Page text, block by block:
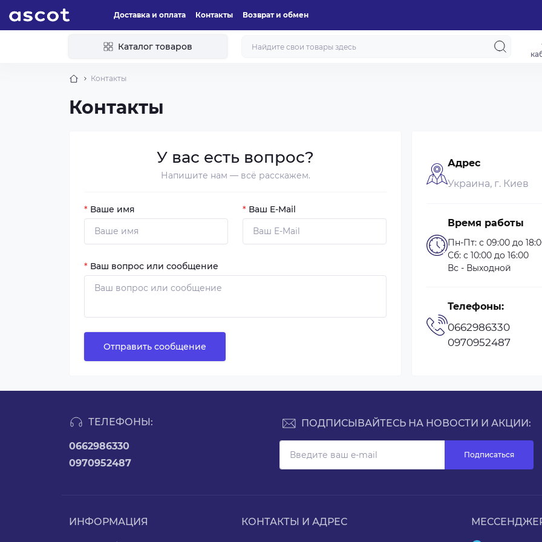
Доставка и оплата Контакты Возврат и обмен
Каталог товаров
Контакты
Контакты
У вас есть вопрос?
Напишите нам — всё расскажем.
* Ваше имя * Ваш E-Mail
* Ваш вопрос или сообщение
Отправить сообщение
Адрес
Украина, г. Киев
Время работы
Пн-Пт: с 09:00 до
Сб: с 10:00 до 16:00
Вс - Выходной
Телефоны:
0662986330
0970952487
ТЕЛЕФОНЫ:
0662986330
0970952487
ПОДПИСЫВАЙТЕСЬ НА НОВОСТИ И АКЦИИ:
Подписаться
ИНФОРМАЦИЯ КОНТАКТЫ И АДРЕС